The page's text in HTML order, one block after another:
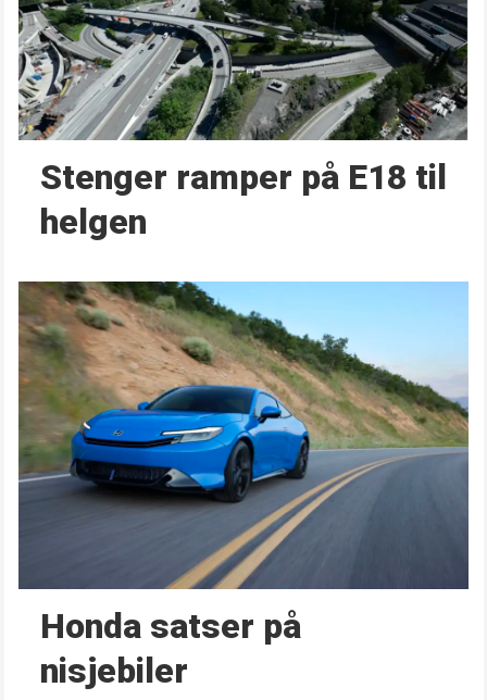
Stenger ramper på E18 til
helgen
Honda satser på
nisjebiler